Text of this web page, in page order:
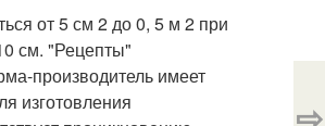
от 5 см 2 до 0, 5 м 2 при
см. "Рецепты"
производитель имеет
изготовления